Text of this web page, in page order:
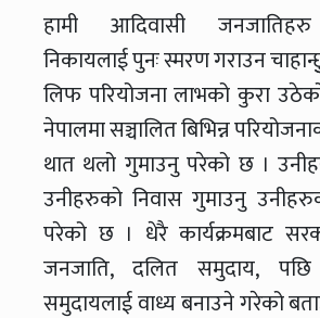
हामी आदिवासी जनजातिहरु
निकायलाई पुनः स्मरण गराउन
लिफ परियोजना लाभको कुरा
नेपालमा सञ्चालित बिभिन्न
थात थलो गुमाउनु परेको छ ।
उनीहरुको निवास गुमाउनु
परेको छ । धेरै कार्यक्रमबाट
जनजाति, दलित समुदाय, पछि
समुदायलाई वाध्य बनाउने गरेको